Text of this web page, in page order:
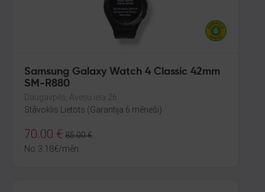
Samsung Galaxy Watch 4 Classic 42mm
SM-R880
Daugavpils, Aveņu iela 26
Stāvoklis Lietots (Garantija 6 mēneši)
70.00 € 85.00€
No 3.18€/mēn.